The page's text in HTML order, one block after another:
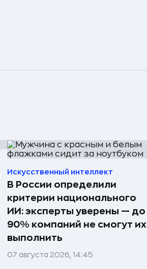
Искусственный интеллект
В России определили
критерии национального
ИИ: эксперты уверены — до
90% компаний не смогут их
выполнить
07 августа 2026, 14:45